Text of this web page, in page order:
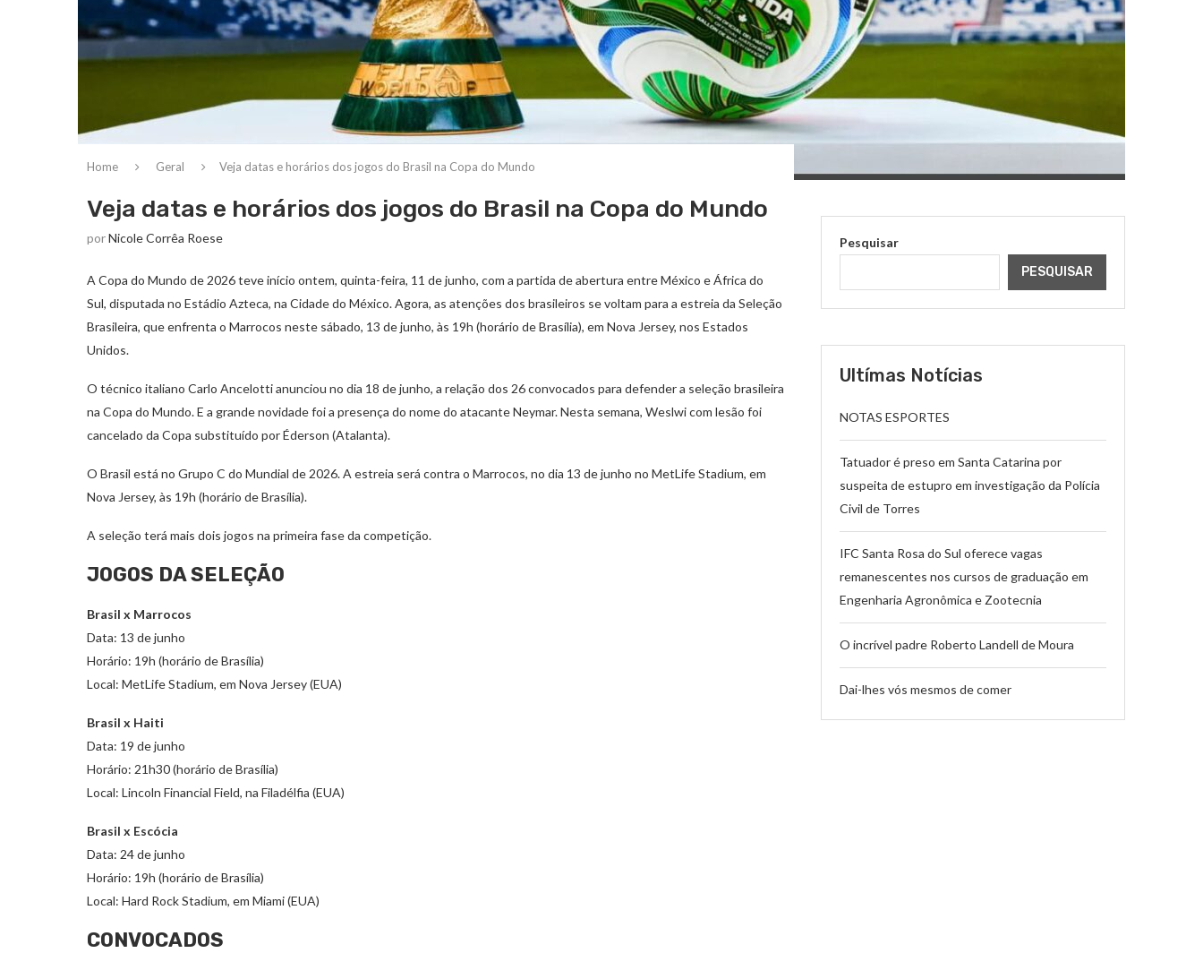
Home Geral Veja datas e horários dos jogos do Brasil na Copa do Mundo
Veja datas e horários dos jogos do Brasil na Copa do Mundo
porNicole Corrêa Roese
A Copa do Mundo de 2026 teve início ontem, quinta-feira, 11 de junho, com a partida de abertura entre México e África do
Sul, disputada no Estádio Azteca, na Cidade do México. Agora, as atenções dos brasileiros se voltam para a estreia da Seleção
Brasileira, que enfrenta o Marrocos neste sábado, 13 de junho, às 19h (horário de Brasília), em Nova Jersey, nos Estados
Unidos.
O técnico italiano Carlo Ancelotti anunciou no dia 18 de junho, a relação dos 26 convocados para defender a seleção brasileira
na Copa do Mundo. E a grande novidade foi a presença do nome do atacante Neymar. Nesta semana, Weslwi com lesão foi
cancelado da Copa substituído por Éderson (Atalanta).
O Brasil está no Grupo C do Mundial de 2026. A estreia será contra o Marrocos, no dia 13 de junho no MetLife Stadium, em
Nova Jersey, às 19h (horário de Brasília).
A seleção terá mais dois jogos na primeira fase da competição.
JOGOS DA SELEÇÃO
Brasil x Marrocos
Data: 13 de junho
Horário: 19h (horário de Brasília)
Local: MetLife Stadium, em Nova Jersey (EUA)
Brasil x Haiti
Data: 19 de junho
Horário: 21h30 (horário de Brasília)
Local: Lincoln Financial Field, na Filadélfia (EUA)
Brasil x Escócia
Data: 24 de junho
Horário: 19h (horário de Brasília)
Local: Hard Rock Stadium, em Miami (EUA)
CONVOCADOS
Pesquisar
PESQUISAR
Ultímas Notícias
NOTAS ESPORTES
Tatuador é preso em Santa Catarina por
suspeita de estupro em investigação da Polícia
Civil de Torres
IFC Santa Rosa do Sul oferece vagas
remanescentes nos cursos de graduação em
Engenharia Agronômica e Zootecnia
O incrível padre Roberto Landell de Moura
Dai-lhes vós mesmos de comer